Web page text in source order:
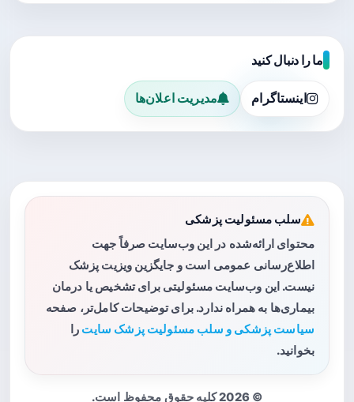
ما را دنبال کنید
اینستاگرام مدیریت اعلان‌ها
سلب مسئولیت پزشکی
محتوای ارائه‌شده در این وب‌سایت صرفاً جهت
اطلاع‌رسانی عمومی است و جایگزین ویزیت پزشک
نیست. این وب‌سایت مسئولیتی برای تشخیص یا درمان
بیماری‌ها به همراه ندارد. برای توضیحات کامل‌تر، صفحه
سیاست پزشکی و سلب مسئولیت پزشک سایت را
بخوانید.
© 2026 کلیه حقوق محفوظ است.